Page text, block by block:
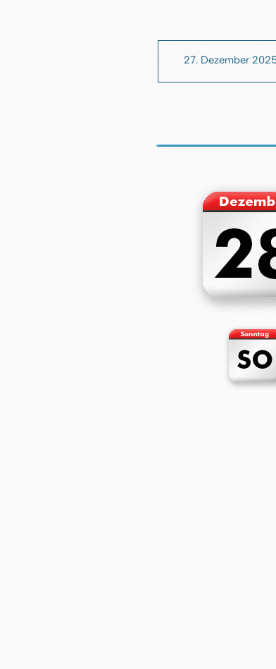
27. Dezember